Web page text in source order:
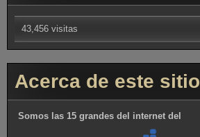
43,456 visitas
Acerca de este sitio
Somos las 15 grandes del internet del